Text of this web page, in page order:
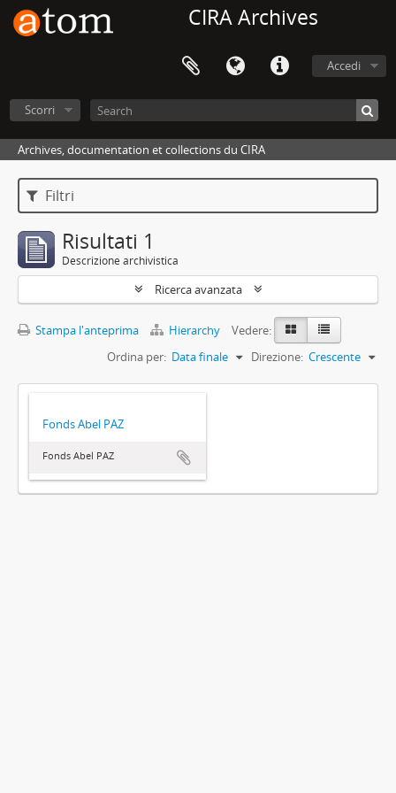
CIRA Archives
Accedi
Scorri
Archives, documentation et collections du CIRA
Filtri
Risultati 1
Descrizione archivistica
Ricerca avanzata
Stampa l'anteprima Hierarchy
Vedere:
Ordina per: Data finale Direzione: Crescente
Fonds Abel PAZ
Fonds Abel PAZ